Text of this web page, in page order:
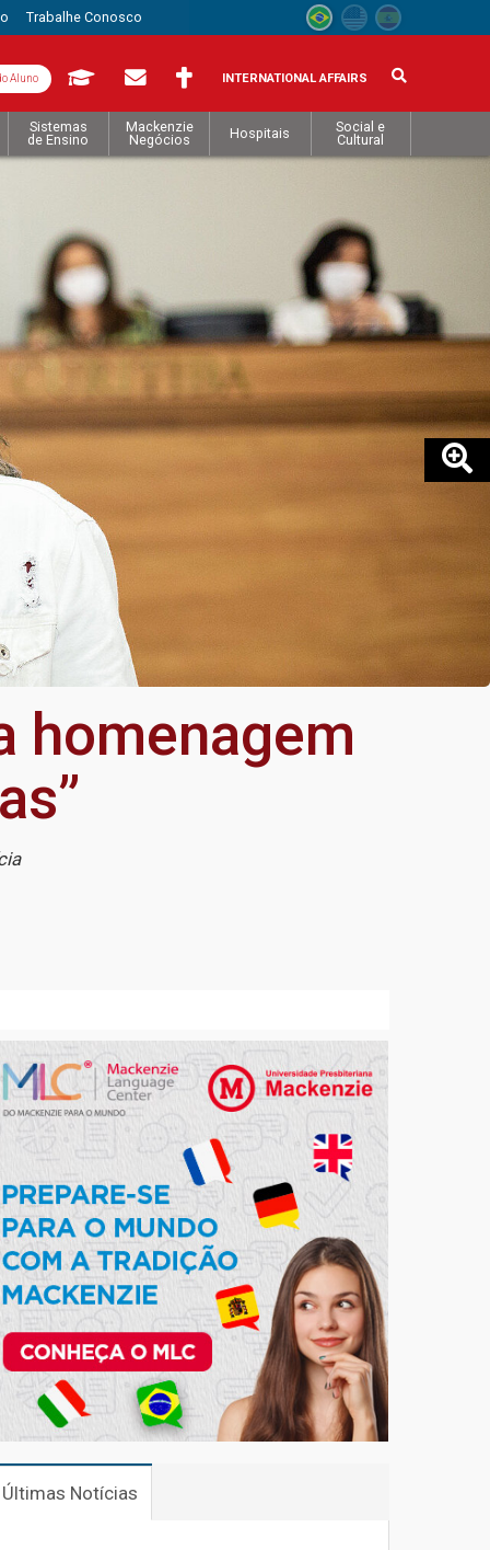
Trabalhe Conosco
Aluno INTERNATIONAL AFFAIRS
Sistemas
de Ensino
Mackenzie
Negócios
Hospitais
Social e
Cultural
homenagem
Últimas Notícias